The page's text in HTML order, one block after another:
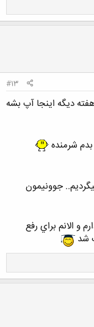
#13
ديگه اينجا آپ بشه
شرمنده
جوونيمون
و الانم براي رفع
شد